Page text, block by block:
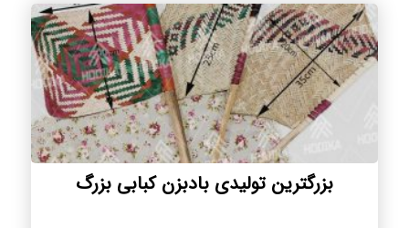
بزرگترین تولیدی بادبزن کبابی بزرگ